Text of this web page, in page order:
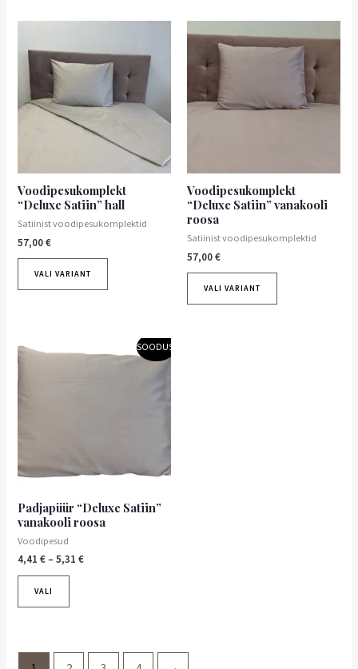
Voodipesukomplekt
“Deluxe Satiin” hall
Satiinist voodipesukomplektid
57,00€
VALI VARIANT
Voodipesukomplekt
“Deluxe Satiin” vanakooli
roosa
Satiinist voodipesukomplektid
57,00€
VALI VARIANT
SOODUS!
Padjapüür “Deluxe Satiin”
vanakooli roosa
Voodipesud
4,41€ – 5,31€
Hinnavahemik:
4,41 €
VALI
teha
tootelehel.